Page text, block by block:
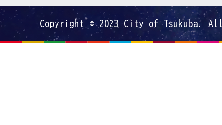
Copyright © 2023 City of Tsukuba.